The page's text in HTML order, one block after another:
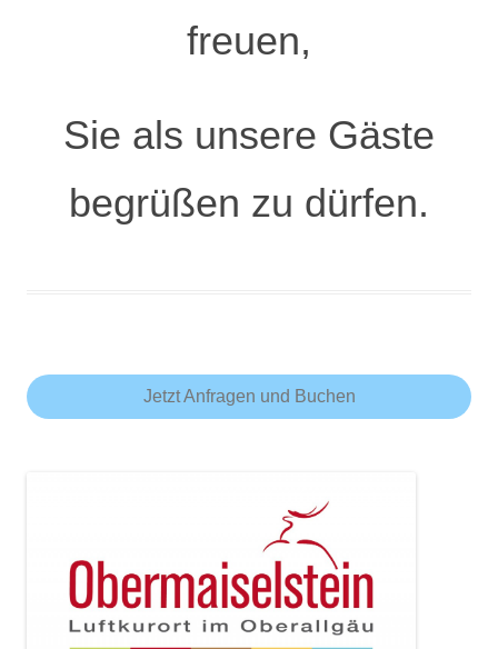
freuen,
Sie als unsere Gäste
begrüßen zu dürfen.
Jetzt Anfragen und Buchen